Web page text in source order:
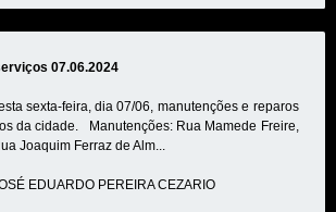
VEJA
07.06.2024
sexta-feira, dia 07/06, manutenções e reparos
da cidade. Manutenções: Rua Mamede Freire,
Joaquim Ferraz de Alm...
EDUARDO PEREIRA CEZARIO